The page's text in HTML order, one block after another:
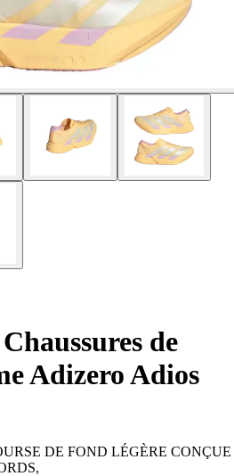
Chaussures de
Adizero Adios
DE FOND LÉGÈRE CONÇUE